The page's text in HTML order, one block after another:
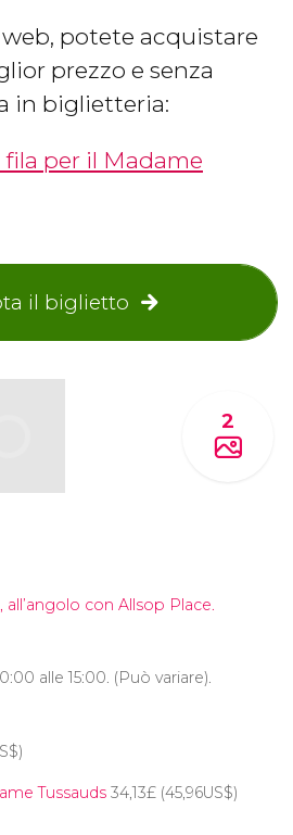
potete acquistare
prezzo e senza
in biglietteria:
per il Madame
il biglietto
2
con Allsop Place.
alle 15:00. (Può variare).
)
Tussauds34,13£(45,96US$)